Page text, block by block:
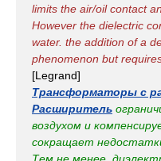
limits the air/oil contact
However the dielectric
water. the addition of a
phenomenon but
[Legrand]
Трансформаторы с
Расширитель
воздухом и
сокращает